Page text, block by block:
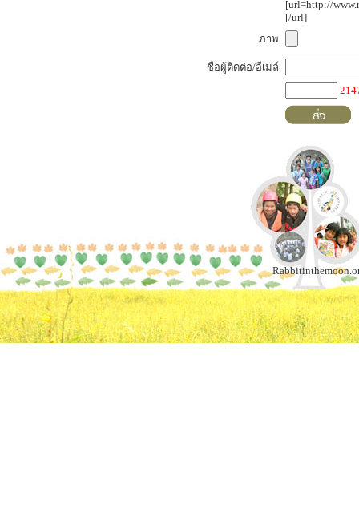
[url=http://
[/url]
ภาพ
ชื่อผู้ติดต่อ/อีเมล์